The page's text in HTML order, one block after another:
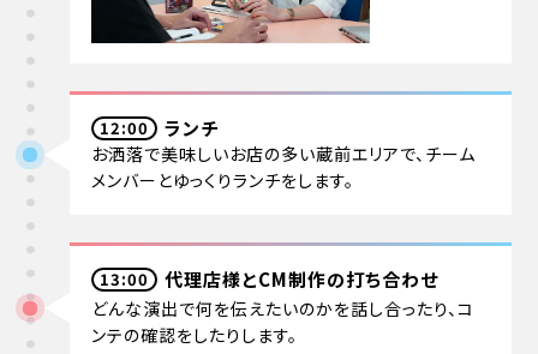
12:00 ランチ
お洒落で美味しいお店の多い蔵前エリアで、チーム
メンバーとゆっくりランチをします。
13:00 代理店様とCM制作の打ち合わせ
どんな演出で何を伝えたいのかを話し合ったり、コ
ンテの確認をしたりします。